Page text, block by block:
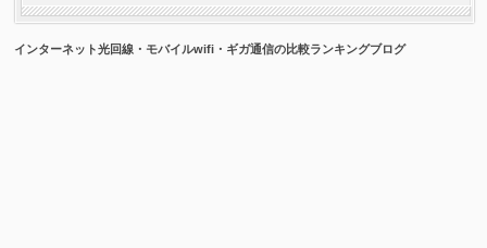
インターネット光回線・モバイルwifi・ギガ通信の比較ランキングブログ